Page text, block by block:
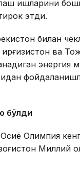
ишларини
этди.
билан
ва
энергия
бўлди
Олимпия
Миллий